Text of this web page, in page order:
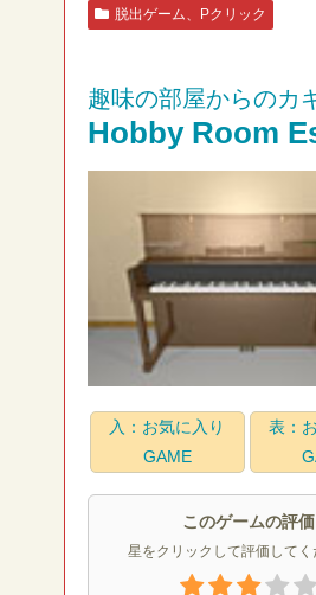
脱出ゲーム、Pクリック
趣味の部屋からのカ
Hobby Room
入：お気に入り
GAME
表：
このゲームの評価
星をクリックして評価してく